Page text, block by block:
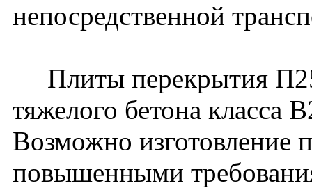
непосредственной
Плиты перекрытия
тяжелого бетона класса
Возможно изготовление
повышенными